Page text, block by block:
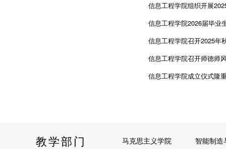
信息工程学院组织开展
信息工程学院2026届毕业
信息工程学院召开2025年
信息工程学院召开师德师
信息工程学院成立仪式隆
教学部门 马克思主义学院
智能制造